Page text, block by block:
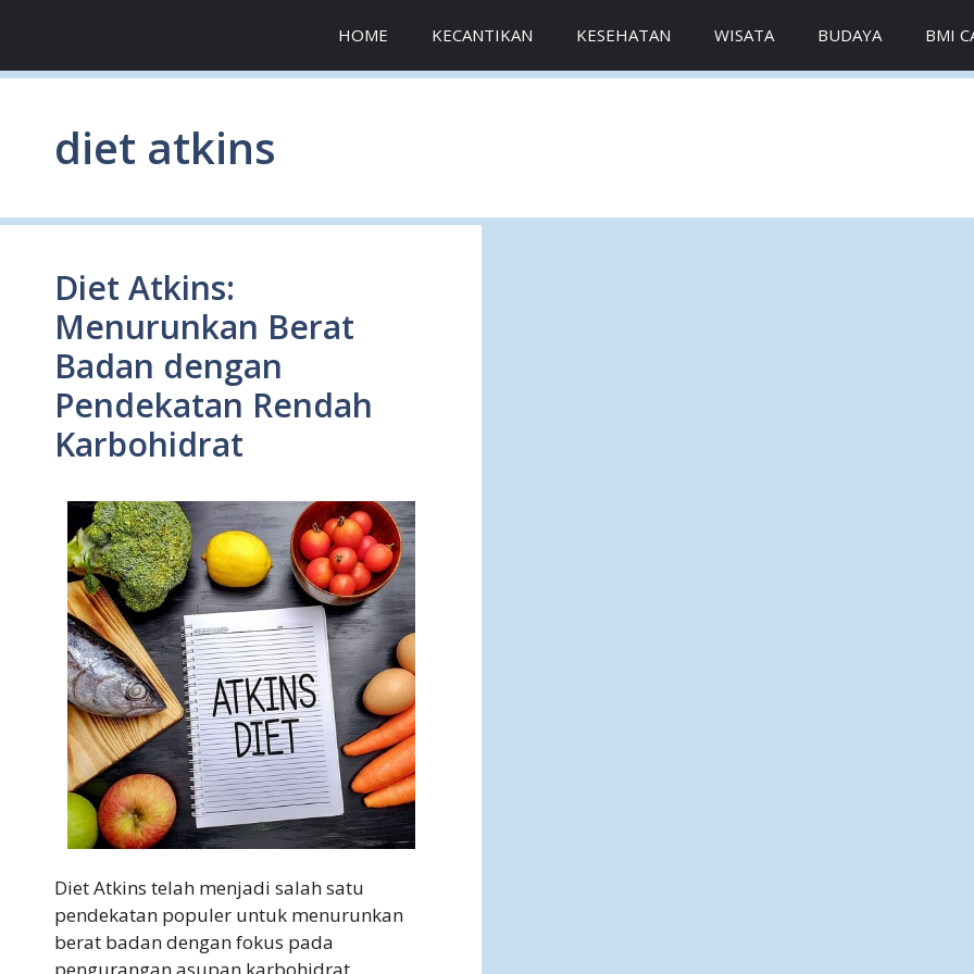
content
HOME KECANTIKAN KESEHATAN WISATA BUDAYA BMI
diet atkins
Diet Atkins:
Menurunkan Berat
Badan dengan
Pendekatan Rendah
Karbohidrat
Diet Atkins telah menjadi salah satu
pendekatan populer untuk menurunkan
berat badan dengan fokus pada